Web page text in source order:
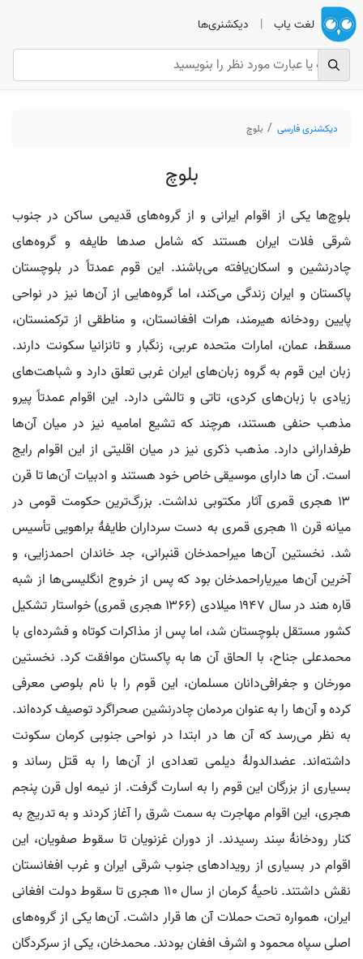
لغت یاب | دیکشنری‌ها
دیکشنری فارسی بلوچ
بلوچ
بلوچ‌ها یکی از اقوام ایرانی و از گروه‌های قدیمی ساکن در جنوب
شرقی فلات ایران هستند که شامل صدها طایفه و گروه‌های
چادرنشین و اسکان‌یافته می‌باشند. این قوم عمدتاً در بلوچستان
پاکستان و ایران زندگی می‌کند، اما گروه‌هایی از آن‌ها نیز در نواحی
پایین رودخانه هیرمند، هرات افغانستان، و مناطقی از ترکمنستان،
مسقط، عمان، امارات متحده عربی، زنگبار و تانزانیا سکونت دارند.
زبان این قوم به گروه زبان‌های ایران غربی تعلق دارد و شباهت‌های
زیادی با زبان‌های کردی، تاتی و تالشی دارد. این اقوام عمدتاً پیرو
مذهب حنفی هستند، هرچند که تشیع امامیه نیز در میان آن‌ها
طرفدارانی دارد. مذهب ذکری نیز در میان اقلیتی از این اقوام رایج
است. آن ها دارای موسیقی خاص خود هستند و ادبیات آن‌ها تا قرن
۱۳ هجری قمری آثار مکتوبی نداشت. بزرگ‌ترین حکومت قومی در
میانه قرن ۱۱ هجری قمری به دست سرداران طایفۀ براهویی تأسیس
شد. نخستین آن‌ها میراحمدخان قنبرانی، جد خاندان احمدزایی، و
آخرین آن‌ها میریاراحمدخان بود که پس از خروج انگلیسی‌ها از شبه
قاره هند در سال ۱۹۴۷ میلادی (۱۳۶۶ هجری قمری) خواستار تشکیل
کشور مستقل بلوچستان شد، اما پس از مذاکرات کوتاه و فشرده‌ای با
محمدعلی جناح، با الحاق آن ها به پاکستان موافقت کرد. نخستین
مورخان و جغرافی‌دانان مسلمان، این قوم را با نام بلوصی معرفی
کرده و آن‌ها را به عنوان مردمان چادرنشین صحراگرد توصیف کرده‌اند.
به نظر می‌رسد که آن ها در ابتدا در نواحی جنوبی کرمان سکونت
داشته‌اند. عضدالدولۀ دیلمی تعدادی از آن‌ها را به قتل رساند و
بسیاری از بزرگان این قوم را به اسارت گرفت. از نیمه اول قرن پنجم
هجری، این اقوام مهاجرت به سمت شرق را آغاز کردند و به تدریج به
کنار رودخانۀ سِند رسیدند. از دوران غزنویان تا سقوط صفویان، این
اقوام در بسیاری از رویدادهای جنوب شرقی ایران و غرب افغانستان
نقش داشتند. ناحیۀ کرمان از سال ۱۱۰ هجری تا سقوط دولت افغانی
ایران، همواره تحت حملات آن ها قرار داشت. آن‌ها یکی از گروه‌های
اصلی سپاه محمود و اشرف افغان بودند. محمدخان، یکی از سرکردگان